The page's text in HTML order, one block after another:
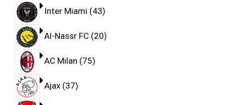
Inter Miami 43
Al-Nassr FC 20
AC Milan 75
Ajax 37